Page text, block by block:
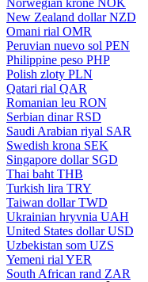
Norwegian krone NOK
New Zealand dollar NZD
Omani rial OMR
Peruvian nuevo sol PEN
Philippine peso PHP
Polish zloty PLN
Qatari rial QAR
Romanian leu RON
Serbian dinar RSD
Saudi Arabian riyal SAR
Swedish krona SEK
Singapore dollar SGD
Thai baht THB
Turkish lira TRY
Taiwan dollar TWD
Ukrainian hryvnia UAH
United States dollar USD
Uzbekistan som UZS
Yemeni rial YER
South African rand ZAR